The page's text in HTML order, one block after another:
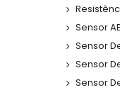
Sensor
Sensor
Sensor
Sensor